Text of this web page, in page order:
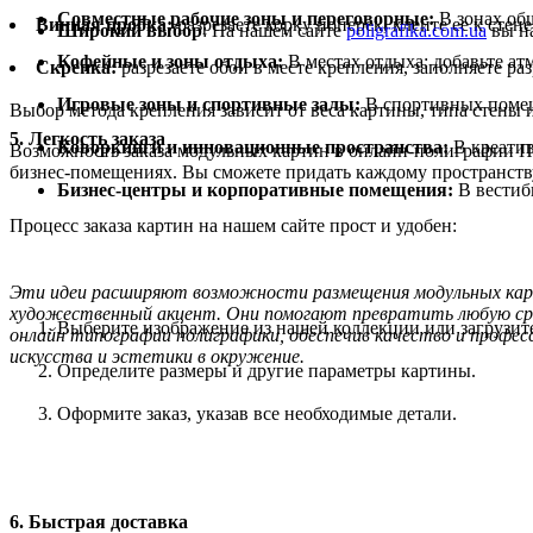
Совместные рабочие зоны и переговорные:В зонах
Кофейные и зоны отдыха:В местах отдыха: добавьте
Игровые зоны и спортивные залы:В спортивных
Коворкинги и инновационные пространства:В
Бизнес-центры и корпоративные помещения: В
Эти идеи расширяют возможности размещения модульных
художественный акцент. Они помогают превратить любую
онлайн типографии полиграфики, обеспечив качество и
искусства и эстетики в окружение.
Винная пробка:разрезаете корку поперек, клеите ее к
Скрепка:разрезаете обои в месте крепления, заполняете
Выбор метода крепления зависит от веса картины, типа стены
Возможность заказа модульных картин в онлайн-полиграфии
бизнес-помещениях. Вы сможете придать каждому
Широкий выбор: На нашем сайтеpoligrafika.com.uaвы
5. Легкость заказа
Процесс заказа картин на нашем сайте прост и удобен:
Выберите изображение из нашей коллекции или
Определите размеры и другие параметры картины.
Оформите заказ, указав все необходимые детали.
6. Быстрая доставка